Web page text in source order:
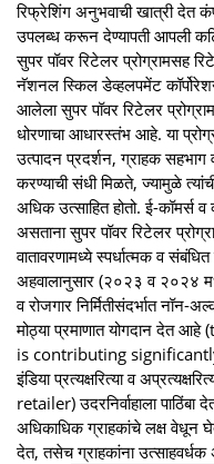
रिफ्रेशिंग अनुभवाची खात्री देत
उपलब्‍ध करून देण्‍यापती आपली
सुपर पॉवर रिटेलर प्रोग्रामसह
नॅशनल स्किल डेव्‍हलपमेंट
आलेला सुपर पॉवर रिटेलर
धोरणाचा आधारस्‍तंभ आहे. या
उत्‍पादन प्रदर्शन, ग्राहक
करण्‍याची संधी मिळते, ज्‍यामुळे
अधिक उत्‍साहित होतो. ई-कॉमर्स
असताना सुपर पॉवर रिटेलर
वातावरणामध्‍ये स्‍पर्धात्‍मक व
अहवालानुसार (२०२३ व २०२४
व रोजगार निर्मितीसंदर्भात नॉन-
मोठ्या प्रमाणात योगदान देत
is contributing
इंडिया प्रत्‍यक्षरित्‍या व
retailer) उदरनिर्वाहाला
अधिकाधिक ग्राहकांचे लक्ष वेधून
देत, तसेच ग्राहकांना